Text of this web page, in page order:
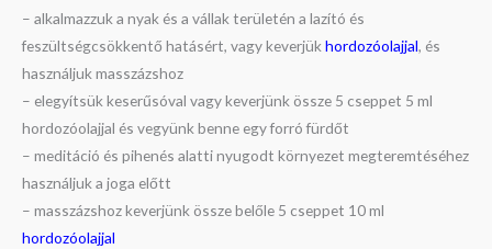
– alkalmazzuk a nyak és a vállak területén a lazító és
feszültségcsökkentő hatásért, vagy keverjük hordozóolajjal, és
használjuk masszázshoz
– elegyítsük keserűsóval vagy keverjünk össze 5 cseppet 5 ml
hordozóolajjal és vegyünk benne egy forró fürdőt
– meditáció és pihenés alatti nyugodt környezet megteremtéséhez
használjuk a joga előtt
– masszázshoz keverjünk össze belőle 5 cseppet 10 ml
hordozóolajjal